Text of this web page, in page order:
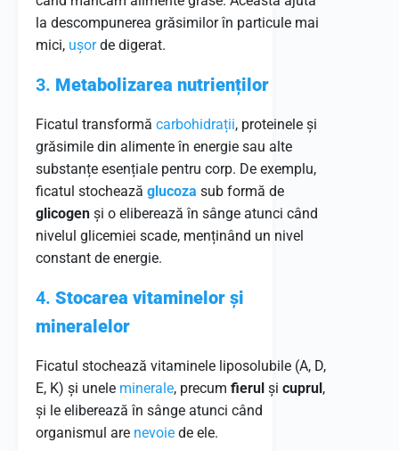
la descompunerea grăsimilor în particule mai
mici, ușorde digerat.
3. Metabolizarea nutrienților
Ficatul transformă carbohidrații, proteinele și
grăsimile din alimente în energie sau alte
substanțe esențiale pentru corp. De exemplu,
ficatul stochează glucoza sub formă de
glicogen și o eliberează în sânge atunci când
nivelul glicemiei scade, menținând un nivel
constant de energie.
4. Stocarea vitaminelor și
mineralelor
Ficatul stochează vitaminele liposolubile (A, D,
E, K) și unele minerale, precum fierul și cuprul,
și le eliberează în sânge atunci când
organismul are nevoie de ele.